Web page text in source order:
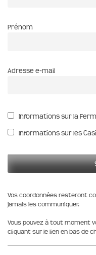
Prénom
Adresse e-mail
Informations sur la
Informations sur les
Vos coordonnées resteront
jamais les communiquer.
Vous pouvez à tout moment
cliquant sur le lien en bas de